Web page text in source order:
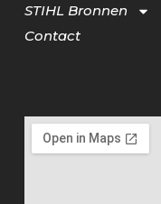
STIHL Bronnen
Contact